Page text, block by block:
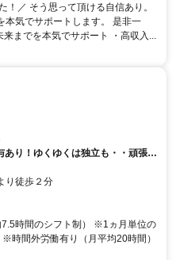
！／ そう思って頂ける自信あり。
本気でサポートします。 是非一
までを本気でサポート ・高収入...
あり！ゆくゆくは独立も・・頑張り
り徒歩２分
時間のシフト制） ※1ヵ月単位の
時間外労働有り（月平均20時間）